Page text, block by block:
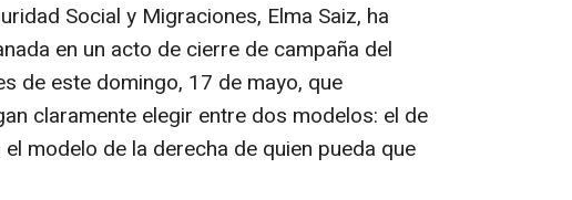
Social y Migraciones, Elma Saiz, ha
en un acto de cierre de campaña del
de este domingo, 17 de mayo, que
claramente elegir entre dos modelos: el de
modelo de la derecha de quien pueda que